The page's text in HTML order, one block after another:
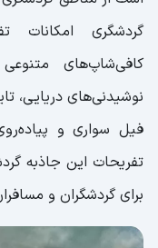
گردشگری امکانات
کافی‌شاپ‌های
نوشیدنی‌های دریایی،
فیل سواری و
تفریحات این جاذبه
برای گردشگران و